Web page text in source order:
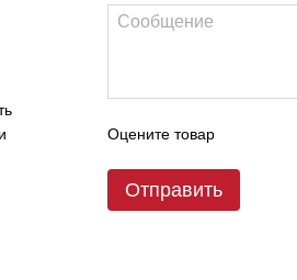
Оцените товар
Отправить